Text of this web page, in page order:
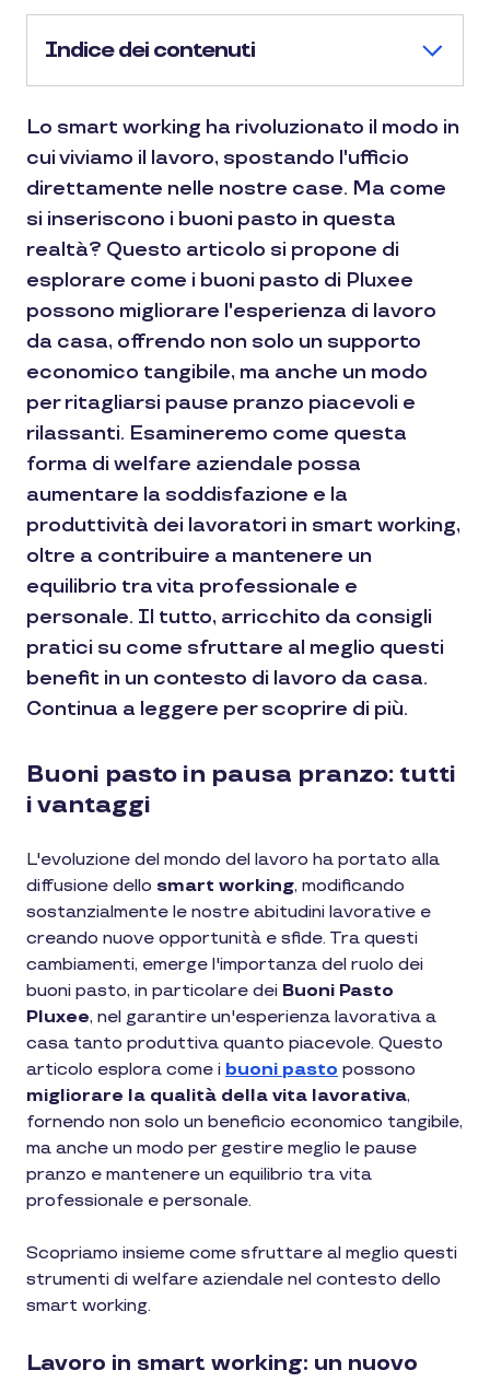
Indice dei contenuti
Lo smart working ha rivoluzionato il modo in
cui viviamo il lavoro, spostando l'ufficio
direttamente nelle nostre case. Ma come
si inseriscono i buoni pasto in questa
realtà? Questo articolo si propone di
esplorare come i buoni pasto di Pluxee
possono migliorare l'esperienza di lavoro
da casa, offrendo non solo un supporto
economico tangibile, ma anche un modo
per ritagliarsi pause pranzo piacevoli e
rilassanti. Esamineremo come questa
forma di welfare aziendale possa
aumentare la soddisfazione e la
produttività dei lavoratori in smart working,
oltre a contribuire a mantenere un
equilibrio tra vita professionale e
personale. Il tutto, arricchito da consigli
pratici su come sfruttare al meglio questi
benefit in un contesto di lavoro da casa.
Continua a leggere per scoprire di più.
Buoni pasto in pausa pranzo: tutti
i vantaggi
L'evoluzione del mondo del lavoro ha portato alla
diffusione dello smart working, modificando
sostanzialmente le nostre abitudini lavorative e
creando nuove opportunità e sfide. Tra questi
cambiamenti, emerge l'importanza del ruolo dei
buoni pasto, in particolare dei Buoni Pasto
Pluxee, nel garantire un'esperienza lavorativa a
casa tanto produttiva quanto piacevole. Questo
articolo esplora come i buoni pasto possono
migliorare la qualità della vita lavorativa,
fornendo non solo un beneficio economico tangibile,
ma anche un modo per gestire meglio le pause
pranzo e mantenere un equilibrio tra vita
professionale e personale.
Scopriamo insieme come sfruttare al meglio questi
strumenti di welfare aziendale nel contesto dello
smart working.
Lavoro in smart working: un nuovo